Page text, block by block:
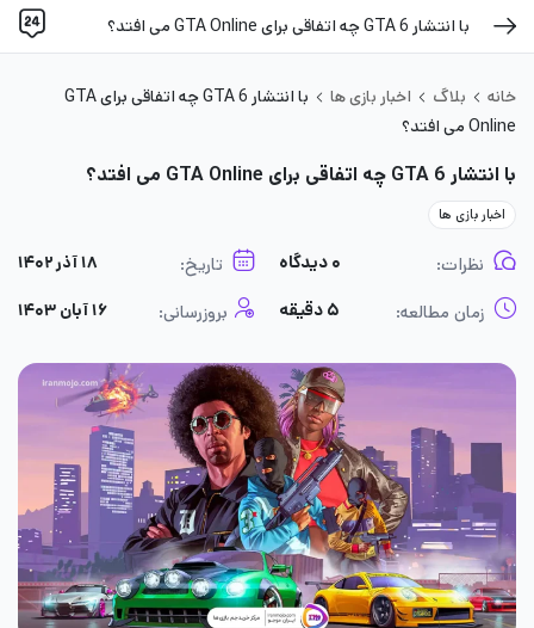
با انتشار GTA 6 چه اتفاقی برای GTA Online می افتد؟
خانه بلاگ اخبار بازی ها
با انتشار GTA 6 چه اتفاقی برای GTA
Online می افتد؟
با انتشار GTA 6 چه اتفاقی برای GTA Online می افتد؟
اخبار بازی ها
نظرات: ۰ دیدگاه تاریخ: ۱۸ آذر ۱۴۰۲
زمان مطالعه: ۵ دقیقه بروزرسانی: ۱۶ آبان ۱۴۰۳